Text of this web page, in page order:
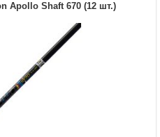
Apollo Shaft 670 (12 шт.)